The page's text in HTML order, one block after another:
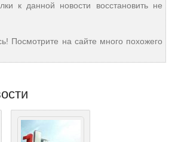
к данной новости восстановить не
Посмотрите на сайте много похожего